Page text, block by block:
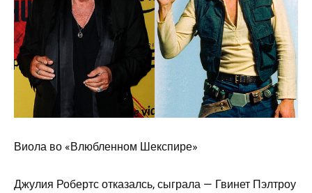
Виола во «Влюбленном Шекспире»
Джулия Робертс отказалсь, сыграла — Гвинет Пэлтроу